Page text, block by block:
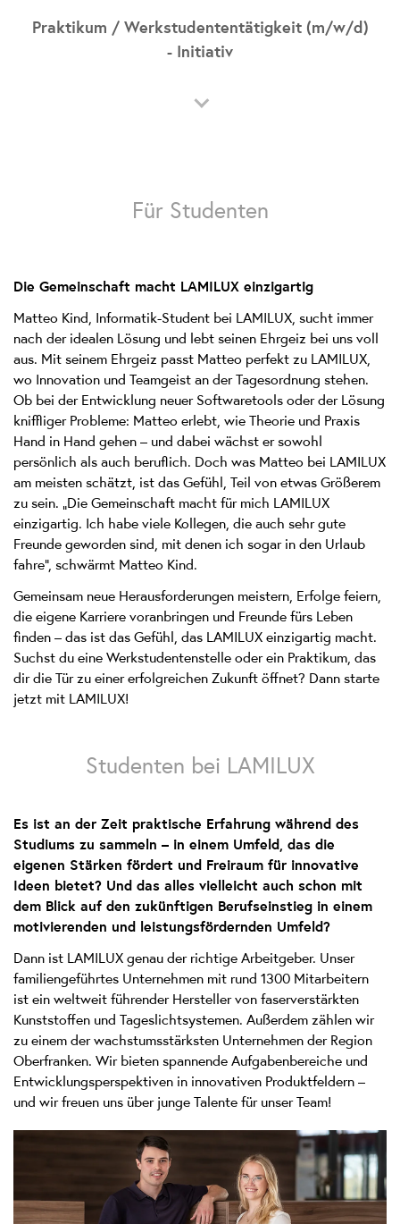
Rehau
Praktikum / Werkstudententätigkeit (m/w/d)
- Initiativ
Student*in
Jetzt bewerben
Für Studenten
need
your
consent
to load
the
Vimeo
service!
This
content
is
not
permitted
to
load
due
to
trackers
are
not
website
owner
to
setup
the
site
with
CMP
to
add
this
content
to
the
Powered
Die Gemeinschaft macht LAMILUX einzigartig
Matteo Kind, Informatik-Student bei LAMILUX, sucht immer
nach der idealen Lösung und lebt seinen Ehrgeiz bei uns voll
aus. Mit seinem Ehrgeiz passt Matteo perfekt zu LAMILUX,
wo Innovation und Teamgeist an der Tagesordnung stehen.
Ob bei der Entwicklung neuer Softwaretools oder der Lösung
kniffliger Probleme: Matteo erlebt, wie Theorie und Praxis
Hand in Hand gehen – und dabei wächst er sowohl
persönlich als auch beruflich. Doch was Matteo bei LAMILUX
am meisten schätzt, ist das Gefühl, Teil von etwas Größerem
zu sein. „Die Gemeinschaft macht für mich LAMILUX
einzigartig. Ich habe viele Kollegen, die auch sehr gute
Freunde geworden sind, mit denen ich sogar in den Urlaub
fahre“, schwärmt Matteo Kind.
Gemeinsam neue Herausforderungen meistern, Erfolge feiern,
die eigene Karriere voranbringen und Freunde fürs Leben
finden – das ist das Gefühl, das LAMILUX einzigartig macht.
Suchst du eine Werkstudentenstelle oder ein Praktikum, das
dir die Tür zu einer erfolgreichen Zukunft öffnet? Dann starte
jetzt mit LAMILUX!
Studenten bei LAMILUX
Es ist an der Zeit praktische Erfahrung während des
Studiums zu sammeln – in einem Umfeld, das die
eigenen Stärken fördert und Freiraum für innovative
Ideen bietet? Und das alles vielleicht auch schon mit
dem Blick auf den zukünftigen Berufseinstieg in einem
motivierenden und leistungsfördernden Umfeld?
Dann ist LAMILUX genau der richtige Arbeitgeber. Unser
familiengeführtes Unternehmen mit rund 1300 Mitarbeitern
ist ein weltweit führender Hersteller von faserverstärkten
Kunststoffen und Tageslichtsystemen. Außerdem zählen wir
zu einem der wachstumsstärksten Unternehmen der Region
Oberfranken. Wir bieten spannende Aufgabenbereiche und
Entwicklungsperspektiven in innovativen Produktfeldern –
und wir freuen uns über junge Talente für unser Team!